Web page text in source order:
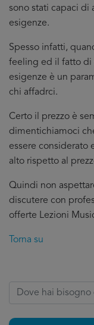
sono stati capaci di
esigenze.
Spesso infatti,
feeling ed il fatto di
esigenze è un
chi affadrci.
Certo il prezzo è
dimentichiamoci
essere considerato
alto rispetto al
Quindi non
discutere con
offerte Lezioni
Torna su